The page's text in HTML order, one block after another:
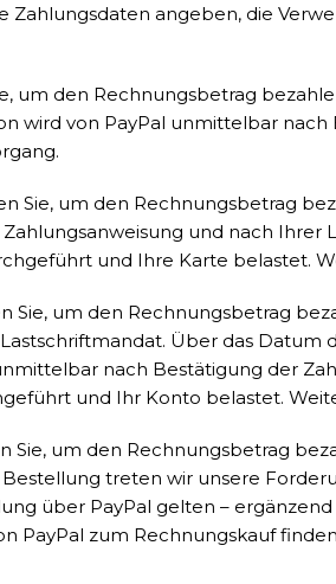
angeben, die
um den Rechnungsbetrag
wird von PayPal unmittelbar
Sie, um den Rechnungsbetrag
und nach
und Ihre Karte belastet.
Sie, um den Rechnungsbetrag
Über das
nach Bestätigung der
und Ihr Konto belastet.
um den Rechnungsbetrag
treten wir unsere
über PayPal gelten –
PayPal zum Rechnungskauf